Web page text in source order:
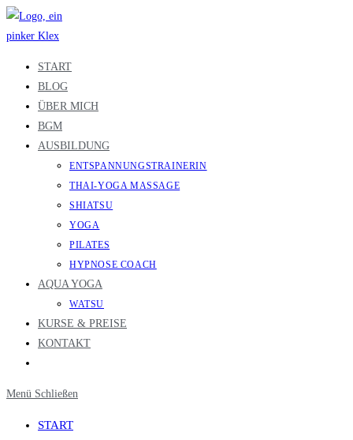
Zum
Inhalt
START
BLOG
ÜBER MICH
BGM
AUSBILDUNG
ENTSPANNUNGSTRAINERIN
THAI-YOGA MASSAGE
SHIATSU
YOGA
PILATES
HYPNOSE COACH
AQUA YOGA
WATSU
KURSE & PREISE
KONTAKT
umschalten
Menü Schließen
START